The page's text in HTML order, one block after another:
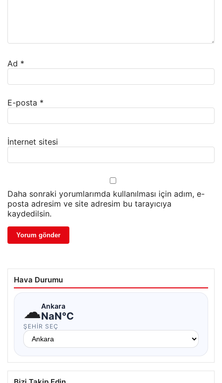
Ad *
E-posta *
İnternet sitesi
Daha sonraki yorumlarımda kullanılması için adım, e-
posta adresim ve site adresim bu tarayıcıya
kaydedilsin.
Hava Durumu
☁Ankara
NaN°C
ŞEHIR SEÇ